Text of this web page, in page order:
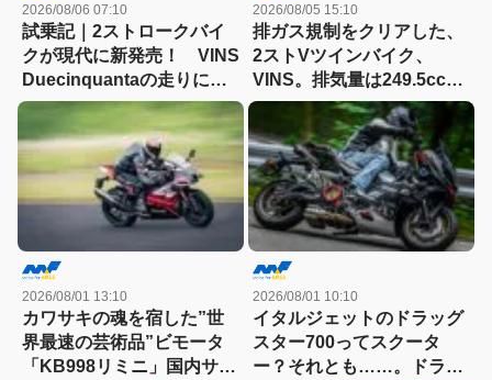
2026/08/06 07:10
試乗記｜2ストロークバイ
クが現代に新発売！ VINS
Duecinquantaの走りに大
感動
2026/08/05 15:10
排ガス規制をクリアした、
2ストVツインバイク、
VINS。排気量は249.5cc、
83HPを絞り出す。そのエ
ンジンの技術とは
2026/08/01 13:10
カワサキの魂を宿した”世
界最速の芸術品”ビモータ
「KB998リミニ」国内サー
2026/08/01 10:10
イタルジェットのドラッグ
スター700ってスクータ
ー？それとも……。ドラッ